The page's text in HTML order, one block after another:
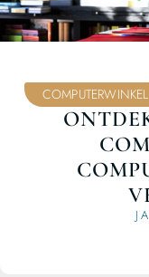
COMPUTERWINKEL